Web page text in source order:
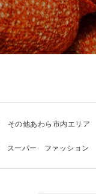
その他あわら市内エリア
スーパー ファッション